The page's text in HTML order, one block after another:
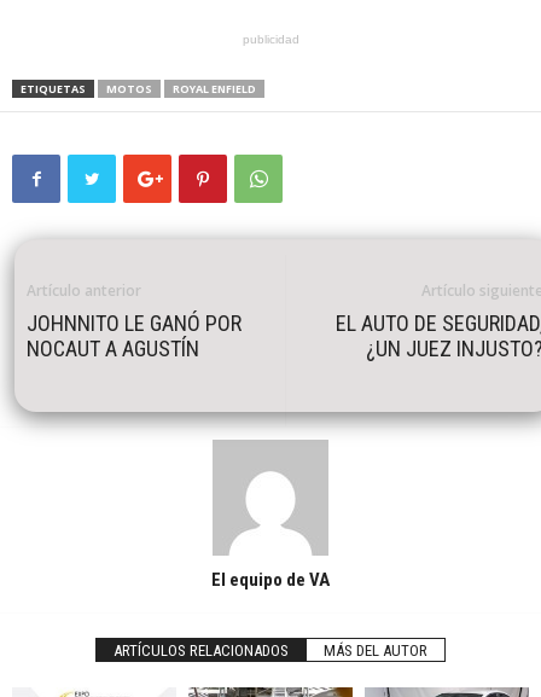
publicidad
ETIQUETAS MOTOS ROYAL ENFIELD
Artículo anterior
JOHNNITO LE GANÓ POR
NOCAUT A AGUSTÍN
Artículo
EL AUTO DE
¿UN JUEZ
El equipo de VA
ARTÍCULOS RELACIONADOS MÁS DEL AUTOR